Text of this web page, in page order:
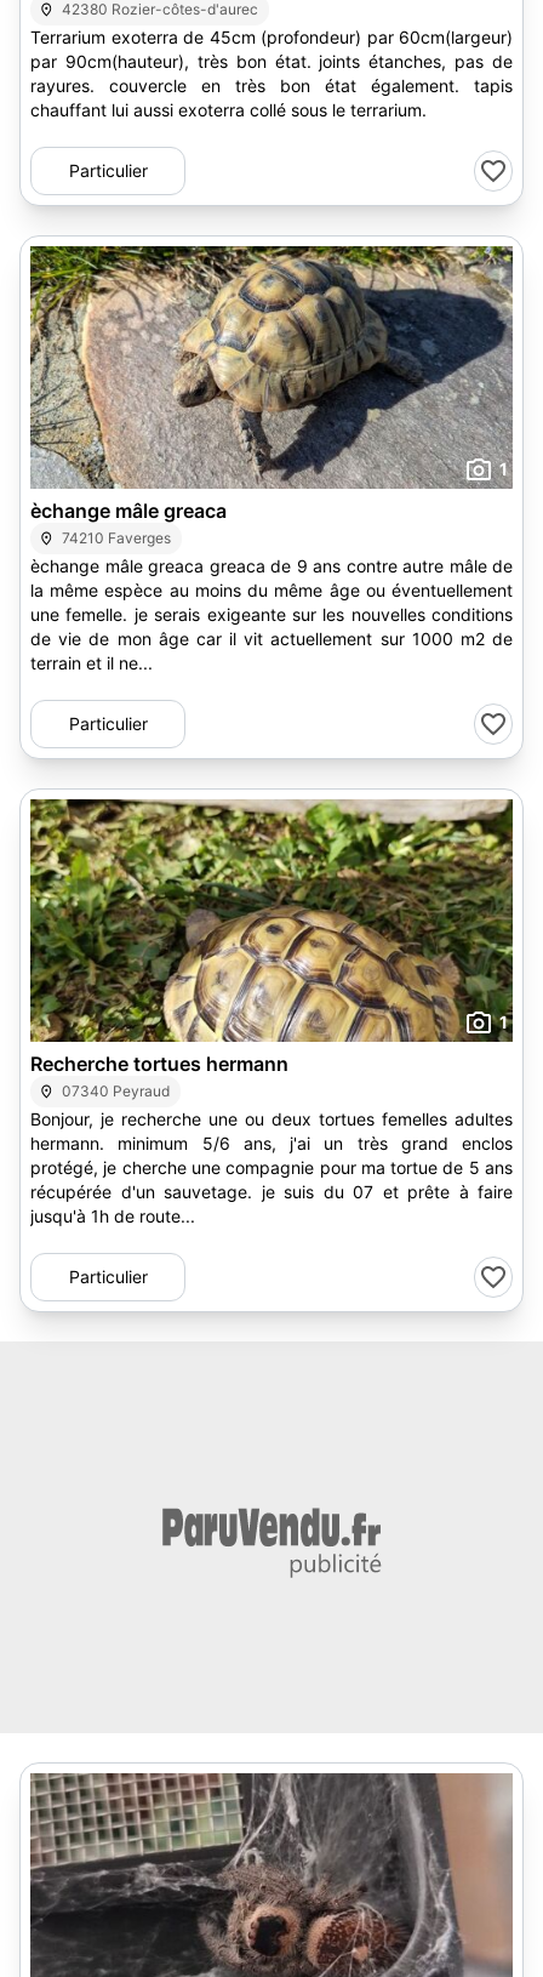
42380 Rozier-côtes-d'aurec
Terrarium exoterra de 45cm (profondeur) par 60cm(largeur)
par 90cm(hauteur), très bon état. joints étanches, pas de
rayures. couvercle en très bon état également. tapis
chauffant lui aussi exoterra collé sous le terrarium.
Particulier
1
èchange mâle greaca
74210 Faverges
èchange mâle greaca greaca de 9 ans contre autre mâle de
la même espèce au moins du même âge ou éventuellement
une femelle. je serais exigeante sur les nouvelles conditions
de vie de mon âge car il vit actuellement sur 1000 m2 de
terrain et il ne...
Particulier
1
Recherche tortues hermann
07340 Peyraud
Bonjour, je recherche une ou deux tortues femelles adultes
hermann. minimum 5/6 ans, j'ai un très grand enclos
protégé, je cherche une compagnie pour ma tortue de 5 ans
récupérée d'un sauvetage. je suis du 07 et prête à faire
jusqu'à 1h de route...
Particulier